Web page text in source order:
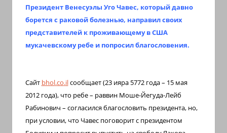
арабский
иврит
Президент Венесуэлы Уго Чавес, который давно
борется с раковой болезнью, направил своих
представителей к проживающему в США
мукачевскому ребе и попросил благословения.
Сайт bhol.co.ilсообщает (23 ияра 5772 года – 15 мая
2012 года), что ребе – раввин Моше-Йегуда-Лейб
Рабинович – согласился благословить президента, но,
при условии, что Чавес поговорит с президентом